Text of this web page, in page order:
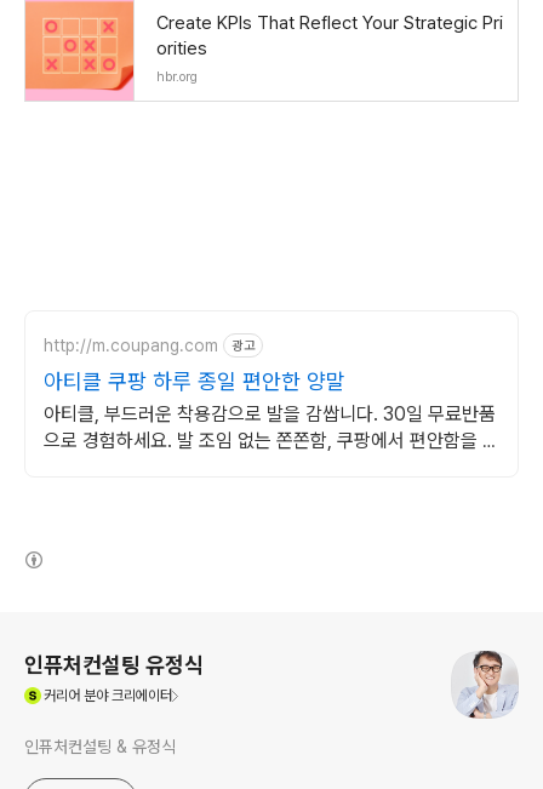
Create KPIs That Reflect Your Strategic Pri
orities
hbr.org
http://m.coupang.com 광고
아티클 쿠팡 하루 종일 편안한 양말
아티클, 부드러운 착용감으로 발을 감쌉니다. 30일 무료반품
으로 경험하세요. 발 조임 없는 쫀쫀함, 쿠팡에서 편안함을 누
인퓨처컨설팅 유정식
커리어 분야 크리에이터
인퓨처컨설팅 & 유정식